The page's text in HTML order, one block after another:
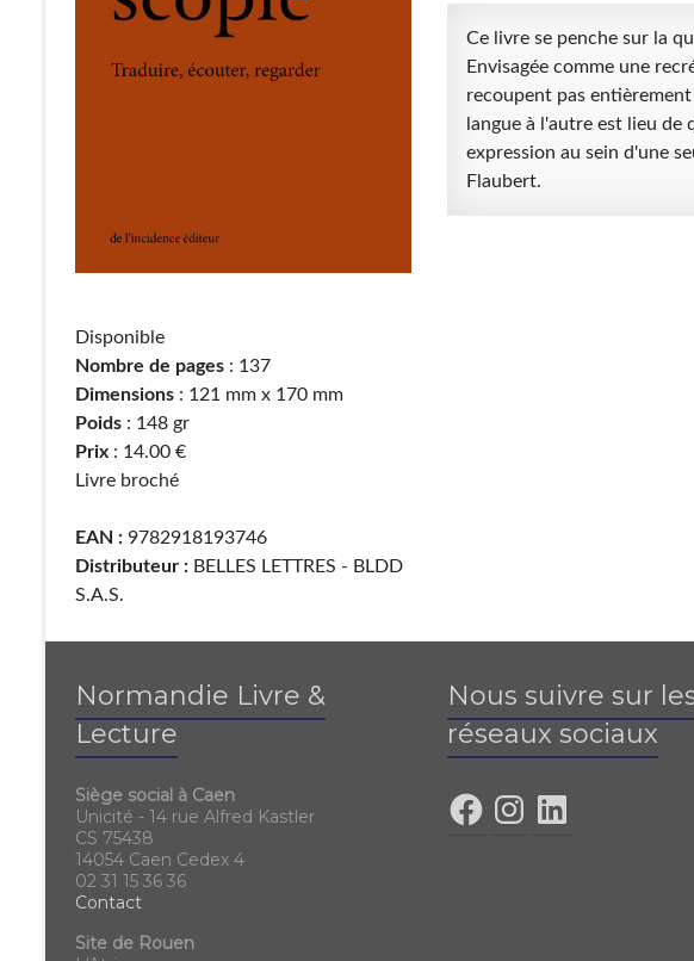
Disponible
Nombre de pages : 137
Dimensions : 121 mm x 170 mm
Poids : 148 gr
Prix : 14.00 €
Livre broché
EAN : 9782918193746
Distributeur : BELLES LETTRES - BLDD
S.A.S.
Ce livre se penche sur la
Envisagée comme une
recoupent pas
langue à l'autre est lieu
expression au sein d'une
Flaubert.
Normandie Livre &
Lecture
Siège social à Caen
Unicité - 14 rue Alfred Kastler
CS 75438
14054 Caen Cedex 4
02 31 15 36 36
Contact
Site de Rouen
Nous suivre sur
réseaux sociaux